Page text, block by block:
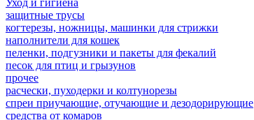
Уход и гигиена
защитные трусы
когтерезы, ножницы, машинки для стрижки
наполнители для кошек
пеленки, подгузники и пакеты для фекалий
песок для птиц и грызунов
прочее
расчески, пуходерки и колтунорезы
спреи приучающие, отучающие и дезодорирующие
средства от комаров